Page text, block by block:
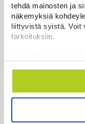
tehdä mainosten ja
näkemyksiä
liittyvistä syistä. Voit
tarkoituksiin.
Kerätä tietoja
mahdollisesti
ominaispiirteitä
Lue lisää siitä, miten
Uusimmat